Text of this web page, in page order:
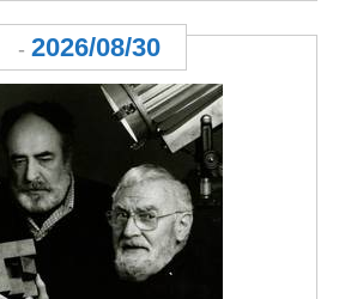
- 2026/08/30